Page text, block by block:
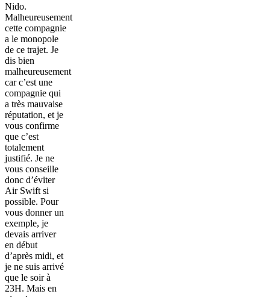
Nido.
Malheureusement
cette compagnie
a le monopole
de ce trajet. Je
dis bien
malheureusement
car c’est une
compagnie qui
a très mauvaise
réputation, et je
vous confirme
que c’est
totalement
justifié. Je ne
vous conseille
donc d’éviter
Air Swift si
possible. Pour
vous donner un
exemple, je
devais arriver
en début
d’après midi, et
je ne suis arrivé
que le soir à
23H. Mais en